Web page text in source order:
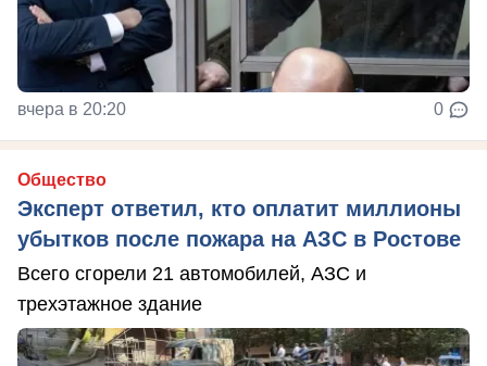
вчера в 20:20 0
Общество
Эксперт ответил, кто оплатит миллионы
убытков после пожара на АЗС в Ростове
Всего сгорели 21 автомобилей, АЗС и
трехэтажное здание